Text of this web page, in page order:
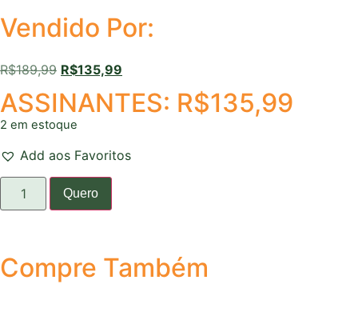
Vendido Por:
R$189,99 R$135,99
ASSINANTES: R$135,99
2 em estoque
Add aos Favoritos
Quero
Compre Também